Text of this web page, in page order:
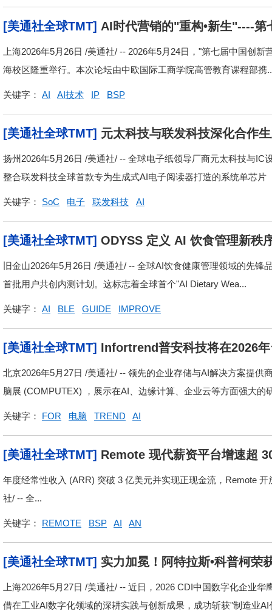
[美通社全球TMT] AI时代营销的"重构•新生"----
上海2026年5月26日 /美通社/ -- 2026年5月24日，"第七届中国创
海校区隆重举行。本次论坛由中欧国际工商学院高管教育课程部携
关键字： AI AI技术 IP BSP
[美通社全球TMT] 元太科技与联发科技深化合作
体验 锁定彩色教育与阅读市场
扬州2026年5月26日 /美通社/ -- 全球电子纸领导厂商元太科技与
整合联发科技全球首款专为生成式AI电子阅读器打造的系统单芯片
关键字： SoC 电子 联发科技 AI
[美通社全球TMT] ODYSS 定义 AI 饮食管理新秩
旧金山2026年5月26日 /美通社/ -- 全球AI饮食健康管理领域的先
首批用户共创内测计划。这标志着全球首个"AI Dietary Wea...
关键字： AI BLE GUIDE IMPROVE
[美通社全球TMT] Infortrend普安科技将在2026
代AI基础设施
北京2026年5月27日 /美通社/ -- 领先的企业存储与AI解决方案提供
脑展 (COMPUTEX) ，展示在AI、边缘计算、企业云等方面强大的
关键字： FOR 电脑 TREND AI
[美通社全球TMT] Remote 现代薪资平台增速超
全新发展阶段
年度经常性收入 (ARR) 突破 3 亿美元并实现正现金流，Remote
社/ -- 全...
关键字： REMOTE BSP AI AN
[美通社全球TMT] 实力加冕！阿特拉斯•科普柯荣
上海2026年5月27日 /美通社/ -- 近日，2026 CDI中国数字化企业
借在工业AI数字化领域的深耕实践与创新成果，成功斩获"制造业AI